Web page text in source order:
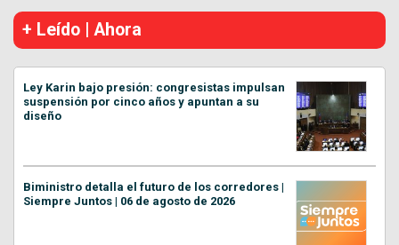
+ Leído | Ahora
Ley Karin bajo presión: congresistas impulsan
suspensión por cinco años y apuntan a su
diseño
Biministro detalla el futuro de los corredores |
Siempre Juntos | 06 de agosto de 2026